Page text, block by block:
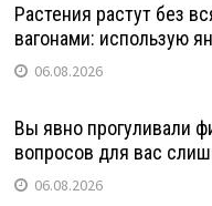
Растения растут без
вагонами: использую
06.08.2026
Вы явно прогуливали
вопросов для вас
06.08.2026